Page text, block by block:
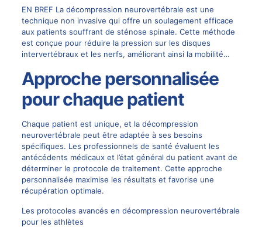
EN BREF La décompression neurovertébrale est une
technique non invasive qui offre un soulagement efficace
aux patients souffrant de sténose spinale. Cette méthode
est conçue pour réduire la pression sur les disques
intervertébraux et les nerfs, améliorant ainsi la mobilité…
Approche personnalisée
pour chaque patient
Chaque patient est unique, et la décompression
neurovertébrale peut être adaptée à ses besoins
spécifiques. Les professionnels de santé évaluent les
antécédents médicaux et l’état général du patient avant de
déterminer le protocole de traitement. Cette approche
personnalisée maximise les résultats et favorise une
récupération optimale.
Les protocoles avancés en décompression neurovertébrale
pour les athlètes